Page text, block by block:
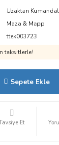
Uzaktan
Maza & Mapp
ttek003723
taksitlerle!
Sepete Ekle
Et